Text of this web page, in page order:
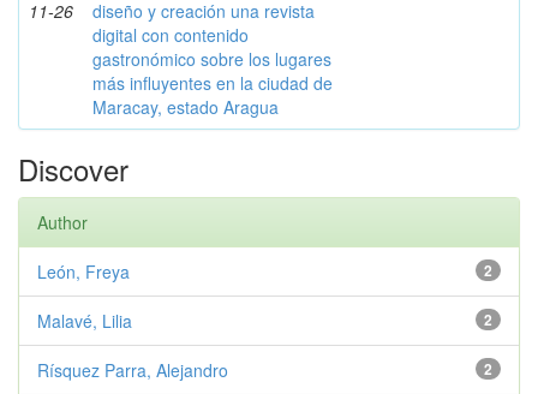
11-26
diseño y creación una revista
digital con contenido
gastronómico sobre los lugares
más influyentes en la ciudad de
Maracay, estado Aragua
Discover
Author
2
León, Freya
2
Malavé, Lilia
2
Rísquez Parra, Alejandro